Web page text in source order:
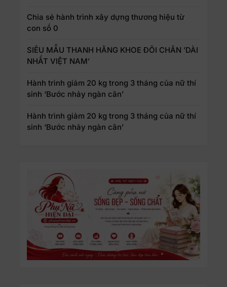
Chia sẻ hành trình xây dựng thương hiệu từ
con số 0
SIÊU MẪU THANH HẰNG KHOE ĐÔI CHÂN ’DÀI
NHẤT VIỆT NAM’
Hành trình giảm 20 kg trong 3 tháng của nữ thí
sinh ‘Bước nhảy ngàn cân’
Hành trình giảm 20 kg trong 3 tháng của nữ thí
sinh ‘Bước nhảy ngàn cân’